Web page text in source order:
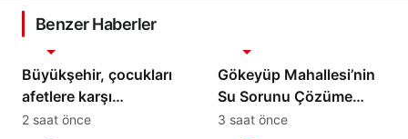
Benzer Haberler
Büyükşehir, çocukları
afetlere karşı
bilinçlendiriyor
2 saat önce
Gökeyüp Mahallesi’nin
Su Sorunu Çözüme
Kavuşturuldu
3 saat önce
Gündem Gündem